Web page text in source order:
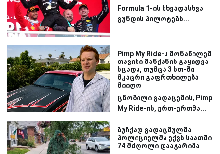
Formula 1-ის სხვადასხვა
გუნდის პილოტებს...
Pimp My Ride-ს მონაწილემ
თავისი მანქანის გაყიდვა
სცადა, თუმცა 3 სთ-ში
მკაცრი გაფრთხილება
მიიღო
ცნობილი გადაცემის, Pimp
My Ride-ის, ერთ-ერთმა...
ბუჩქად გადაცმულმა
პოლიციელმა ექვს საათში
74 მძღოლი დააჯარიმა